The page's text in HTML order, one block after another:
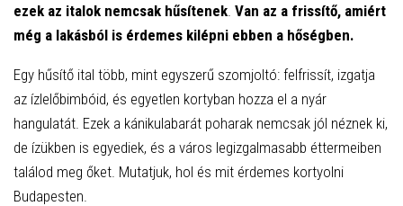
ezek az italok nemcsak hűsítenek Van az a frissítő, amiért
még a lakásból is érdemes kilépni ebben a hőségben.
Egy hűsítő ital több, mint egyszerű szomjoltó: felfrissít, izgatja
az ízlelőbimbóid, és egyetlen kortyban hozza el a nyár
hangulatát. Ezek a kánikulabarát poharak nemcsak jól néznek ki,
de ízükben is egyediek, és a város legizgalmasabb éttermeiben
találod meg őket. Mutatjuk, hol és mit érdemes kortyolni
Budapesten.